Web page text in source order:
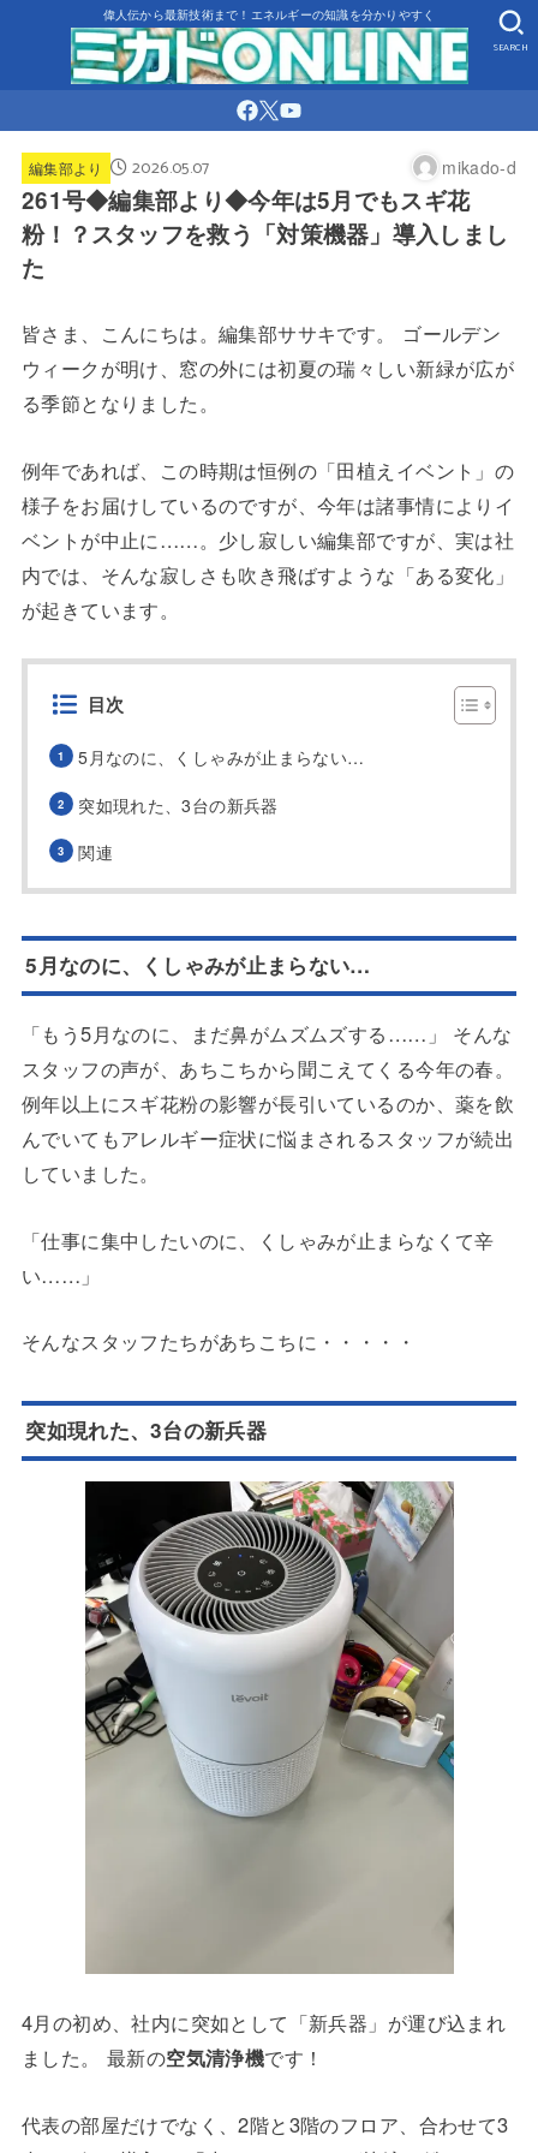
偉人伝から最新技術まで！エネルギーの知識を分かりやすく
SEARCH
編集部より 2026.05.07 mikado-d
261号◆編集部より◆今年は5月でもスギ花
粉！？スタッフを救う「対策機器」導入しまし
た
皆さま、こんにちは。編集部ササキです。 ゴールデン
ウィークが明け、窓の外には初夏の瑞々しい新緑が広が
る季節となりました。
例年であれば、この時期は恒例の「田植えイベント」の
様子をお届けしているのですが、今年は諸事情によりイ
ベントが中止に……。少し寂しい編集部ですが、実は社
内では、そんな寂しさも吹き飛ばすような「ある変化」
が起きています。
目次
5月なのに、くしゃみが止まらない…
突如現れた、3台の新兵器
関連
5月なのに、くしゃみが止まらない…
「もう5月なのに、まだ鼻がムズムズする……」 そんな
スタッフの声が、あちこちから聞こえてくる今年の春。
例年以上にスギ花粉の影響が長引いているのか、薬を飲
んでいてもアレルギー症状に悩まされるスタッフが続出
していました。
「仕事に集中したいのに、くしゃみが止まらなくて辛
い……」
そんなスタッフたちがあちこちに・・・・・
突如現れた、3台の新兵器
4月の初め、社内に突如として「新兵器」が運び込まれ
ました。 最新の空気清浄機です！
代表の部屋だけでなく、2階と3階のフロア、合わせて3